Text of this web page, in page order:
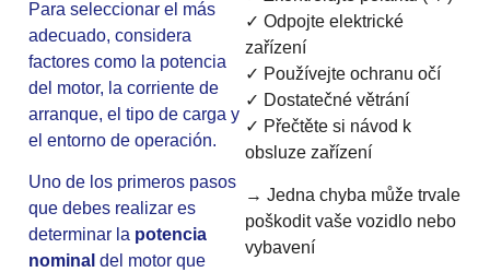
Para seleccionar el más
adecuado, considera
factores como la potencia
del motor, la corriente de
arranque, el tipo de carga y
el entorno de operación.
Uno de los primeros pasos
que debes realizar es
determinar la potencia
nominal del motor que
✓ Odpojte elektrické
zařízení
✓ Používejte ochranu očí
✓ Dostatečné větrání
✓ Přečtěte si návod k
obsluze zařízení
→ Jedna chyba může trvale
poškodit vaše vozidlo nebo
vybavení